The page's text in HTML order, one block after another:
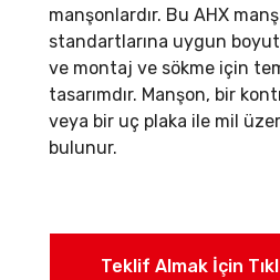
manşonlardır. Bu AHX
standartlarına uygun
ve montaj ve sökme için
tasarımdır. Manşon, bir
veya bir uç plaka ile mil
bulunur.
Teklif Almak İçin